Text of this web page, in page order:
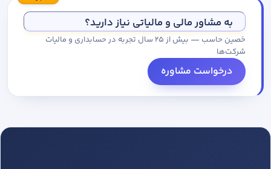
به مشاور مالی و مالیاتی نیاز دارید؟
حَصین حاسب — بیش از ۲۵ سال تجربه در حسابداری و مالیات
شرکت‌ها
درخواست مشاوره